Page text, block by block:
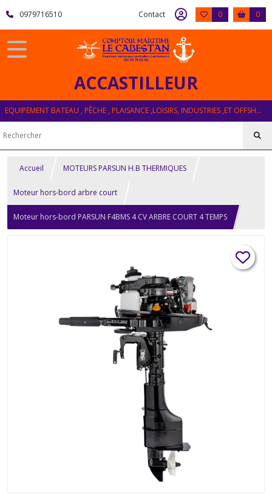
0979716510 Contact 0 0
ACCASTILLEUR
EQUIPEMENT BATEAU , PÊCHE , PLAISANCE ,LOISIRS, INDUSTRIES ,ET OFFSHORE
Accueil MOTEURS PARSUN H.B THERMIQUES
Moteur hors-bord arbre court
Moteur hors-bord PARSUN F4BMS 4 CV ARBRE COURT 4 TEMPS